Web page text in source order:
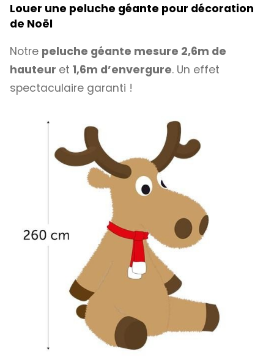
Louer une peluche géante pour décoration
de Noël
Notre peluche géante mesure 2,6m de
hauteur et 1,6m d’envergure. Un effet
spectaculaire garanti !